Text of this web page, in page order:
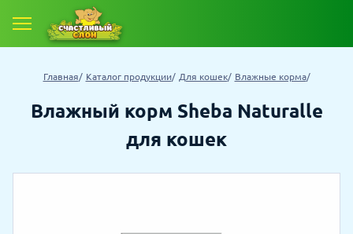
Главная Каталог продукции Для кошек Влажные корма
Влажный корм Sheba Naturalle
для кошек